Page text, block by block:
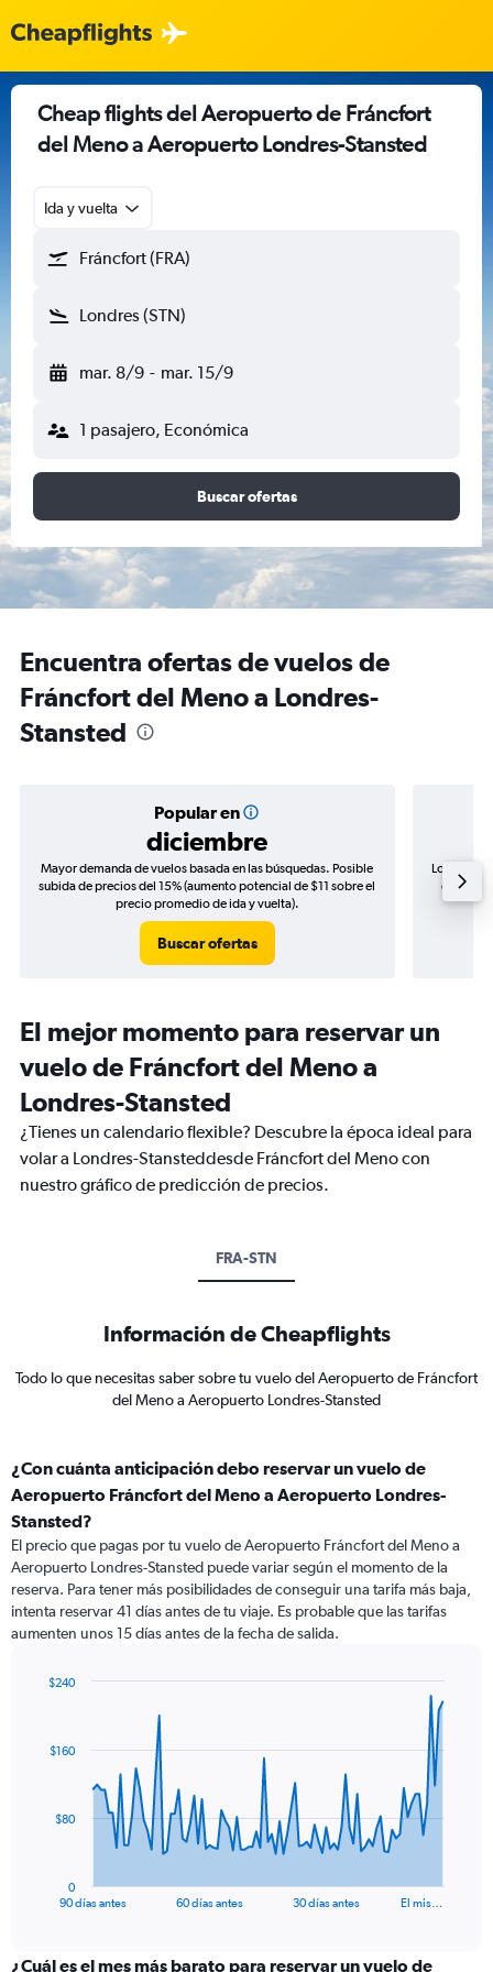
Cheap flights del Aeropuerto de Fráncfort
del Meno a Aeropuerto Londres-Stansted
Ida y vuelta
Fráncfort (FRA)
Londres (STN)
mar. 8/9 - mar. 15/9
1 pasajero, Económica
Buscar ofertas
Encuentra ofertas de vuelos de
Fráncfort del Meno a Londres-
Stansted
Popular en
diciembre
Mayor demanda de vuelos basada en las búsquedas. Posible
subida de precios del 15% (aumento potencial de $11 sobre el
precio promedio de ida y vuelta).
Buscar ofertas
Los
de
El mejor momento para reservar un
vuelo de Fráncfort del Meno a
Londres-Stansted
¿Tienes un calendario flexible? Descubre la época ideal para
volar a Londres-Stansteddesde Fráncfort del Meno con
nuestro gráfico de predicción de precios.
FRA-STN
Información de Cheapflights
Todo lo que necesitas saber sobre tu vuelo del Aeropuerto de Fráncfort
del Meno a Aeropuerto Londres-Stansted
¿Con cuánta anticipación debo reservar un vuelo de
Aeropuerto Fráncfort del Meno a Aeropuerto Londres-
Stansted?
El precio que pagas por tu vuelo de Aeropuerto Fráncfort del Meno a
Aeropuerto Londres-Stansted puede variar según el momento de la
reserva. Para tener más posibilidades de conseguir una tarifa más baja,
intenta reservar 41 días antes de tu viaje. Es probable que las tarifas
aumenten unos 15 días antes de la fecha de salida.
data
The
categories.
90 días antes 60 días antes 30 días antes El mis…
0
$80
$160
$240
¿Cuál es el mes más barato para reservar un vuelo de